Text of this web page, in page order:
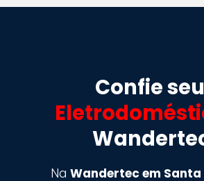
Confie
NaWandertec em